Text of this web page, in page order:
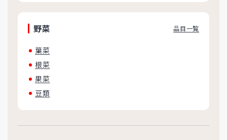
野菜 品目一覧
葉菜
根菜
果菜
豆類